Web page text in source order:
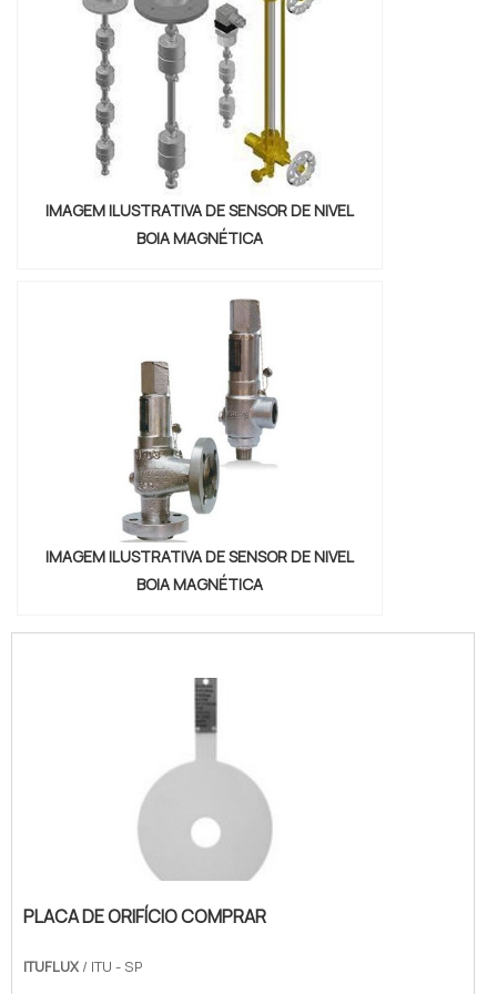
desperdícios de fluídos líquidos e,
consequentemente, a falta inesperada
deles durante a produção. O acessório
serve para monitorar o...
IMAGEM ILUSTRATIVA DE SENSOR DE NIVEL
BOIA MAGNÉTICA
IMAGEM ILUSTRATIVA DE SENSOR DE NIVEL
BOIA MAGNÉTICA
PLACA DE ORIFÍCIO COMPRAR
ITUFLUX / ITU - SP